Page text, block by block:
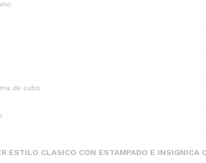
de cubo
ESTILO CLASICO CON ESTAMPADO E INSIGNICA